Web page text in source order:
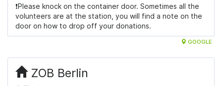
❗️Please knock on the container door. Sometimes all the
volunteers are at the station, you will find a note on the
door on how to drop off your donations.
GOOGLE
ZOB Berlin